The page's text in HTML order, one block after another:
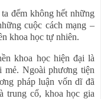
đếm không hết những
cuộc cách mạng –
khoa học tự nhiên.
khoa học hiện đại là
mẻ. Ngoài phương tiện
pháp luận vốn dĩ đã
trung cổ, khoa học gia